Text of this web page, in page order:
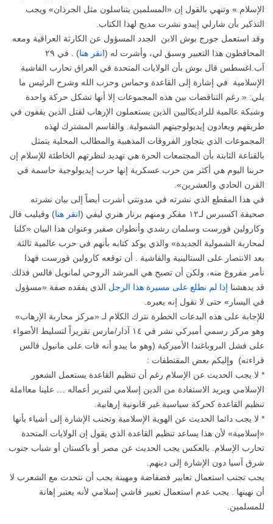
الإسلام » وتنهي بالقول إن «المسلمين يتناسلون مثل الجرذان» ويجب
التذكير بأن شارلي إيبدو نشرت مديح لهذا الكتاب.
وقد استعمل جورج بوش الابن الجدد المسؤول عن الكارثة العراقية ومعه
المحافظون هذا التعبير وسبق لي، وأشرت له (انقر هنا
) . في ٢٩
آب.اغسطس قال بوش بأن الولايات المتحدة في العراق تحارب الفاشية
الإسلامية في إشارة إلى القاعدة وحماس وحزب الله وشرح الرئيس ما
يلي: « رغم التناقضات بين هذه المجموعات إلا أنها تشكل حركة واحدة
وشبكة عالمية للراديكاليين الذين يستعملون الإرهاب لقتل الذين يقفون في
طريقهم ويعادون إيديولوجيتهم الشمولية. والقاسم المشترك لهذه
المجموعات الذي يتجاوز الفروقات المذهبية والمطالب المحلية يتمثل
بالقناعة الثابتة بأن المجتمعات الحرة هي تهديد لنظرتهم الخاطئة للإسلام إن
حربنا اليوم هي أكثر من حرب عسكرية إنها حرب إيديولوجية حاسمة في
القرن الحادي والعشرين».
في هذا المقطع الذي نشرته في مدونتي أشرت أيضاً إلى بيان نشرته
صحيفة اكسبرس لـ١٢ مفكر ومنهم برنار هنري ليفي (
انقر هنا) وفيليب فال
وكارولين فورست وسلمان رشدي وأنطوان صفير وعنوان هذا البيان «كلنا
لمحاربة الشمولية الجديدة» والذي يوكد كتابه بأنهم في حرب عالمية ثالثة
بعد الانتصار على الستالينية والفاشية . أن توقعه كارولين فورست فهذا
نأمر مفروغ منه، ولكن أن تصبح هي المرشد الروحي لمانويل فالس فذلك
قد يدهشنا إذا لم نطلع على مسيرة هذا الرجل الذي يفقده صفة «مسؤول
في اليسار» حتى لا نقول إنه يعيره.
للإجابة على هذه البدعات الخطرة نترك الكلام لـ «مركز محاربة الإرهاب»
وهو مركز رسمي أميركي نشر في ١٤ آذار/مارس تقريراً لتسليط الأضواء
على فشل البروباغندا الأميركية (وهو ما يبدو أنه فات على مانيول فالس
قراءته) وإليكم بعض المقتطفات :
* لا يجب الحديث عن الإسلام رغم أن تنظيم القاعدة يستعمل الشعور
الإسلامي ويريد الاستفادة من الدين إسلامي لتبرير أعماله … علينا معااملة
تنظيم القاعدة كحركة سياسية غير قانونية إرهابية.
* لا يجب دائما الحديث عن الهوية الإسلامية وتجنب الإشارة إلى أشياء بأنها
«إسلامية» لأن هذا يساعد تنظيم القاعدة الذي يقول إن الولايات المتحدة
تحارب الإسلام. بالعكس يجب الحديث عن مصر أو باكستان أو شباب جنوب
شرق آسيا دون الإشارة إلى دينهم.
يجب تجنب استعمال تعابير فضفاضة ومهينة يجب أن نتحدث مع الشعرب لا
أن نهينها . يجب عدم استعمال تعبير فاشي إسلامي لأنه يعتبر إهانة
للمسلمين.